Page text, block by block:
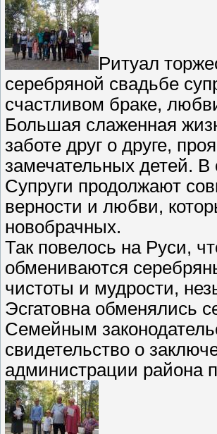
Ритуал
серебряной свадьбе
счастливом браке,
Большая слаженная
заботе друг о друге,
замечательных детей.
Супруги продолжают
верности и любви,
новобрачных.
Так повелось на Руси,
обмениваются
чистоты и мудрости,
Эсгатовна обменялись
Семейным
свидетельство о
администрации района